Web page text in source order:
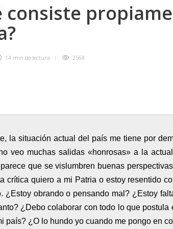
consiste
14 min de lectura 2568
la situación actual del país me tiene por
veo muchas salidas «honrosas» a la
que se vislumbren buenas
crítica quiero a mi Patria o estoy resentido
¿Estoy obrando o pensando mal? ¿Estoy
¿Debo colaborar con todo lo que
país? ¿O lo hundo yo cuando me pongo en